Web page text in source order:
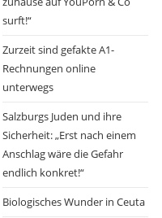
surft!“
Zurzeit sind gefakte A1-
Rechnungen online
unterwegs
Salzburgs Juden und ihre
Sicherheit: „Erst nach einem
Anschlag wäre die Gefahr
endlich konkret!“
Biologisches Wunder in Ceuta